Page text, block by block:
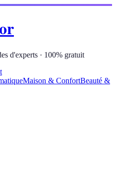
d'experts · 100% gratuit
Maison & ConfortBeauté &